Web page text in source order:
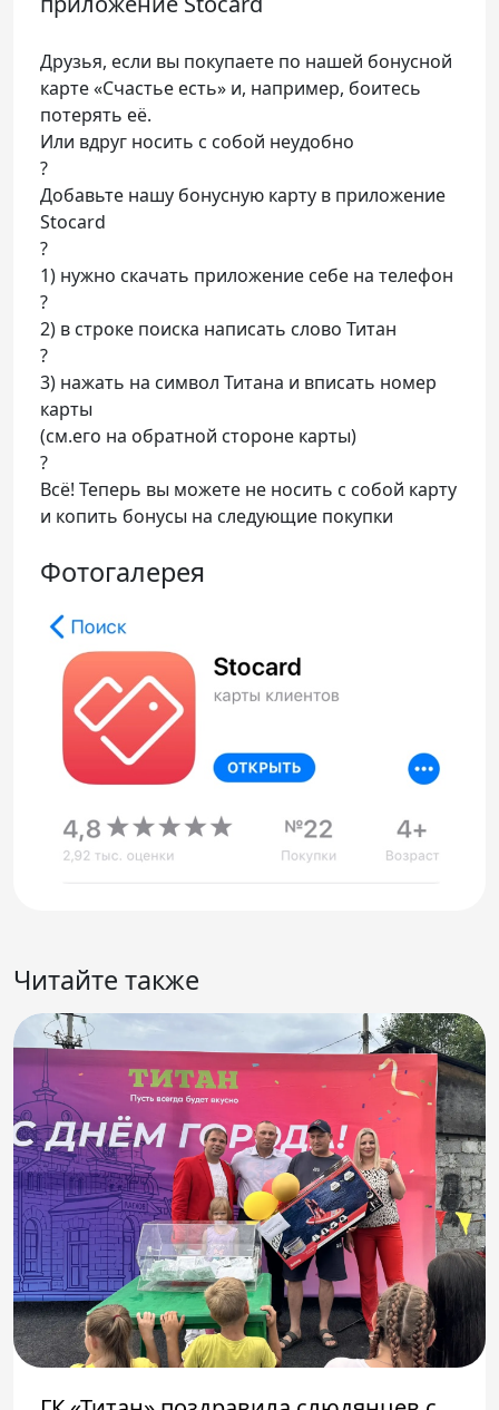
Друзья, если вы покупаете по нашей бонусной
карте «Счастье есть» и, например, боитесь
потерять её.
Или вдруг носить с собой неудобно
?
Добавьте нашу бонусную карту в приложение
Stocard
?
1) нужно скачать приложение себе на телефон
?
2) в строке поиска написать слово Титан
?
3) нажать на символ Титана и вписать номер
карты
(см.его на обратной стороне карты)
?
Всё! Теперь вы можете не носить с собой карту
и копить бонусы на следующие покупки
Фотогалерея
Читайте также